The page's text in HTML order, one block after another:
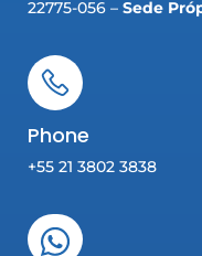
22775-056 – Sede
Phone
+55 21 3802 3838